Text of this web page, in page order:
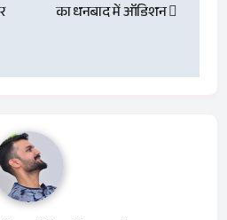
का धनबाद में ऑडिशन